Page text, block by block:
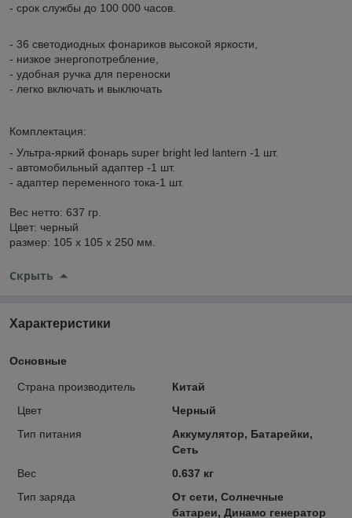
- срок службы до 100 000 часов.
- 36 светодиодных фонариков высокой яркости,
- низкое энергопотребление,
- удобная ручка для переноски
- легко включать и выключать
Комплектация:
- Ультра-яркий фонарь super bright led lantern -1 шт.
- автомобильный адаптер -1 шт.
- адаптер переменного тока-1 шт.
Вес нетто: 637 гр.
Цвет: черный
размер: 105 х 105 х 250 мм.
Скрыть
Характеристики
Основные
Страна производитель
Китай
Цвет
Черный
Тип питания
Аккумулятор, Батарейки,
Сеть
Вес
0.637 кг
Тип заряда
От сети, Солнечные
батареи, Динамо генератор